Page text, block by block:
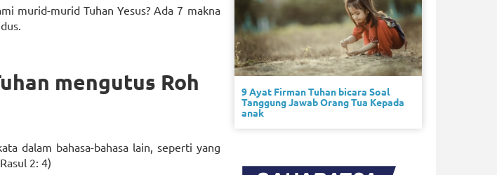
murid-murid Tuhan Yesus? Ada 7 makna
mengutus Roh
dalam bahasa-bahasa lain, seperti yang
2: 4)
9 Ayat Firman Tuhan bicara Soal
Tanggung Jawab Orang Tua Kepada
anak